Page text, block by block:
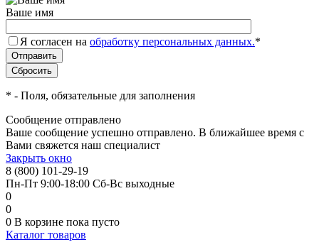
Ваше имя
Я согласен на обработку персональных данных.*
* - Поля, обязательные для заполнения
Сообщение отправлено
Ваше сообщение успешно отправлено. В ближайшее время с
Вами свяжется наш специалист
Закрыть окно
8 (800) 101-29-19
Пн-Пт 9:00-18:00 Сб-Вс выходные
0
0
0 В корзине пока пусто
Каталог товаров